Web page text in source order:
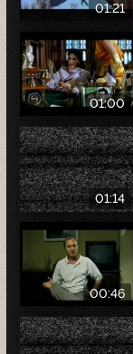
01:21
01:00
01:14
00:46